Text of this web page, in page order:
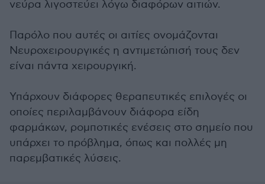
νεύρα λιγοστεύει λόγω διαφόρων αιτιών.
Παρόλο που αυτές οι αιτίες ονομάζονται
Νευροχειρουργικές η αντιμετώπισή τους δεν
είναι πάντα χειρουργική.
Υπάρχουν διάφορες θεραπευτικές επιλογές οι
οποίες περιλαμβάνουν διάφορα είδη
φαρμάκων, ρομποτικές ενέσεις στο σημείο που
υπάρχει το πρόβλημα, όπως και πολλές μη
παρεμβατικές λύσεις.